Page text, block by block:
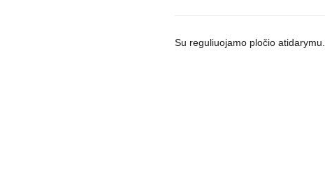
kogus
Su reguliuojamo pločio atidarymu.